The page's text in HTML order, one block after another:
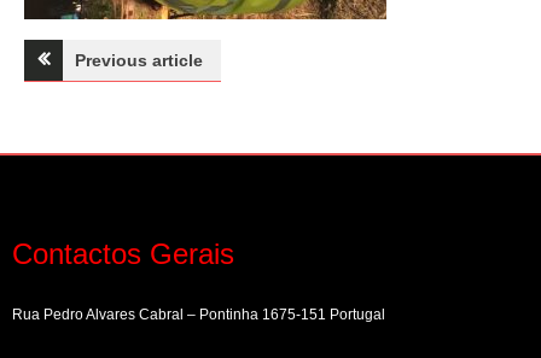
Navegação
artigos
Previous article
Contactos Gerais
Rua Pedro Alvares Cabral – Pontinha 1675-151 Portugal